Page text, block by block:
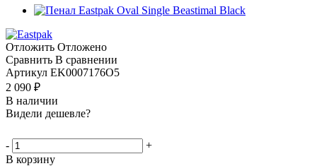
Отложить Отложено
Сравнить В сравнении
Артикул EK0007176O5
2 090 ₽
В наличии
Видели дешевле?
-
+
В корзину